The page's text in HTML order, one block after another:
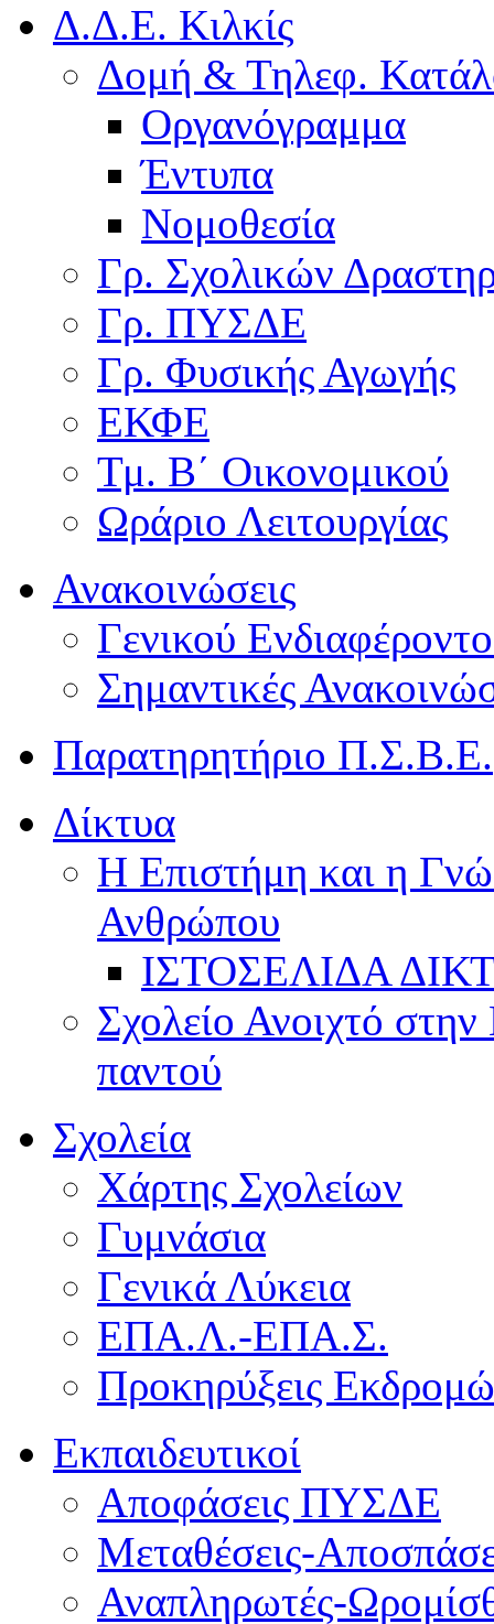
Δ.Δ.Ε. Κιλκίς
Δομή & Τηλεφ.
Οργανόγραμμα
Έντυπα
Νομοθεσία
Γρ. Σχολικών
Γρ. ΠΥΣΔΕ
Γρ. Φυσικής Αγωγής
ΕΚΦΕ
Τμ. Β΄ Οικονομικού
Ωράριο Λειτουργίας
Ανακοινώσεις
Γενικού
Σημαντικές
Παρατηρητήριο Π.Σ.Β.Ε.
Δίκτυα
Η Επιστήμη και η
Ανθρώπου
ΙΣΤΟΣΕΛΙΔΑ
Σχολείο Ανοιχτό
παντού
Σχολεία
Χάρτης Σχολείων
Γυμνάσια
Γενικά Λύκεια
ΕΠΑ.Λ.-ΕΠΑ.Σ.
Προκηρύξεις
Εκπαιδευτικοί
Αποφάσεις ΠΥΣΔΕ
Μεταθέσεις-
Αναπληρωτές-